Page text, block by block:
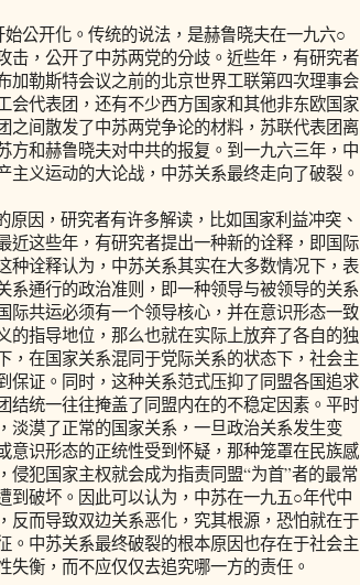
开化。传统的说法，是赫鲁晓夫在一九六○
击，公开了中苏两党的分歧。近些年，有研究者
加勒斯特会议之前的北京世界工联第四次理事会
会代表团，还有不少西方国家和其他非东欧国家
之间散发了中苏两党争论的材料，苏联代表团离
方和赫鲁晓夫对中共的报复。到一九六三年，中
主义运动的大论战，中苏关系最终走向了破裂。
因，研究者有许多解读，比如国家利益冲突、
近这些年，有研究者提出一种新的诠释，即国际
种诠释认为，中苏关系其实在大多数情况下，表
系通行的政治准则，即一种领导与被领导的关系
际共运必须有一个领导核心，并在意识形态一致
的指导地位，那么也就在实际上放弃了各自的独
，在国家关系混同于党际关系的状态下，社会主
保证。同时，这种关系范式压抑了同盟各国追求
结统一往往掩盖了同盟内在的不稳定因素。平时
淡漠了正常的国家关系，一旦政治关系发生变
意识形态的正统性受到怀疑，那种笼罩在民族感
侵犯国家主权就会成为指责同盟“为首”者的最常
到破坏。因此可以认为，中苏在一九五○年代中
反而导致双边关系恶化，究其根源，恐怕就在于
。中苏关系最终破裂的根本原因也存在于社会主
失衡，而不应仅仅去追究哪一方的责任。